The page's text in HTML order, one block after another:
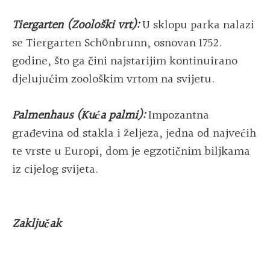
Tiergarten (Zoološki vrt):U sklopu parka nalazi
se Tiergarten Schönbrunn, osnovan 1752.
godine, što ga čini najstarijim kontinuirano
djelujućim zoološkim vrtom na svijetu.
Palmenhaus (Kuća palmi):Impozantna
građevina od stakla i željeza, jedna od najvećih
te vrste u Europi, dom je egzotičnim biljkama
iz cijelog svijeta.
Zaključak